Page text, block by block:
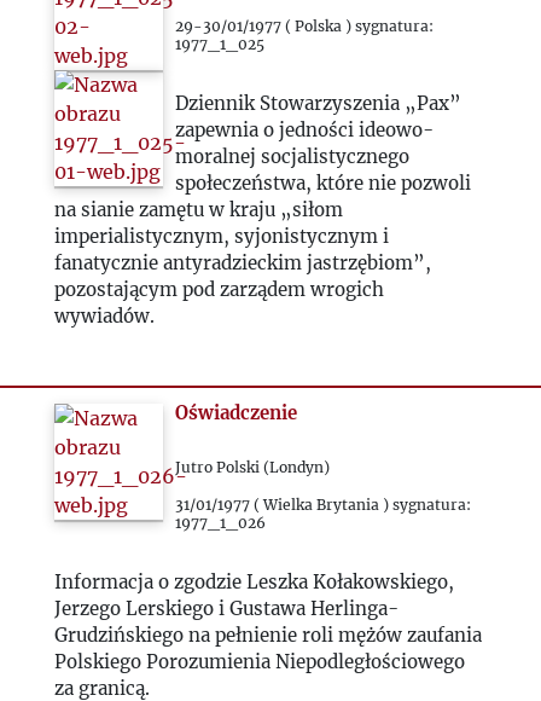
29-30/01/1977 ( Polska ) sygnatura:
1977_1_025
Dziennik Stowarzyszenia „Pax”
zapewnia o jedności ideowo-
moralnej socjalistycznego
społeczeństwa, które nie pozwoli
na sianie zamętu w kraju „siłom
imperialistycznym, syjonistycznym i
fanatycznie antyradzieckim jastrzębiom”,
pozostającym pod zarządem wrogich
wywiadów.
Oświadczenie
Jutro Polski (Londyn)
31/01/1977 ( Wielka Brytania ) sygnatura:
1977_1_026
Informacja o zgodzie Leszka Kołakowskiego,
Jerzego Lerskiego i Gustawa Herlinga-
Grudzińskiego na pełnienie roli mężów zaufania
Polskiego Porozumienia Niepodległościowego
za granicą.